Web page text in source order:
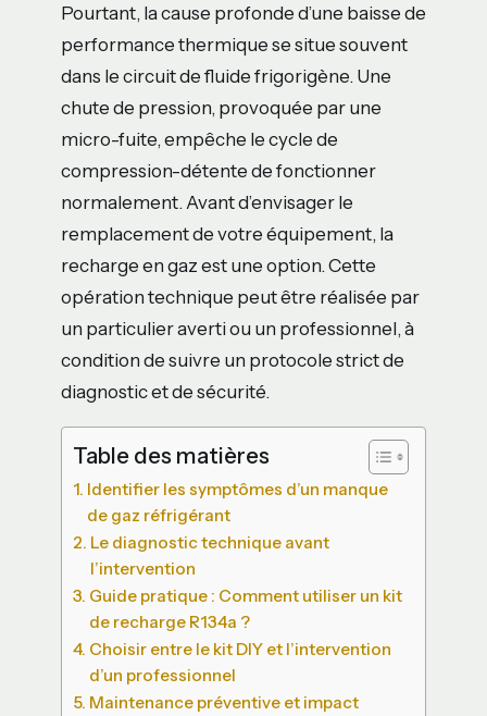
Pourtant, la cause profonde d’une baisse de
performance thermique se situe souvent
dans le circuit de fluide frigorigène. Une
chute de pression, provoquée par une
micro-fuite, empêche le cycle de
compression-détente de fonctionner
normalement. Avant d’envisager le
remplacement de votre équipement, la
recharge en gaz est une option. Cette
opération technique peut être réalisée par
un particulier averti ou un professionnel, à
condition de suivre un protocole strict de
diagnostic et de sécurité.
Table des matières
Identifier les symptômes d’un manque
de gaz réfrigérant
Le diagnostic technique avant
l’intervention
Guide pratique : Comment utiliser un kit
de recharge R134a ?
Choisir entre le kit DIY et l’intervention
d’un professionnel
Maintenance préventive et impact